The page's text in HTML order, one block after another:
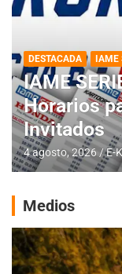
DESTACADA IAME
IAME
Horarios
Invitados
4 agosto, 2026 E-
Medios